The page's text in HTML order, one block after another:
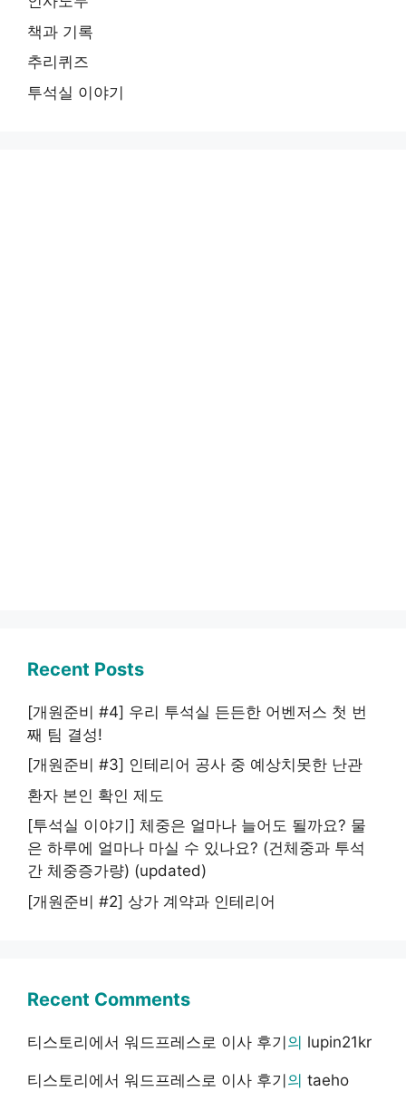
책과 기록
추리퀴즈
투석실 이야기
Recent Posts
[개원준비 #4] 우리 투석실 든든한 어벤저스 첫 번
째 팀 결성!
[개원준비 #3] 인테리어 공사 중 예상치못한 난관
환자 본인 확인 제도
[투석실 이야기] 체중은 얼마나 늘어도 될까요? 물
은 하루에 얼마나 마실 수 있나요? (건체중과 투석
간 체중증가량) (updated)
[개원준비 #2] 상가 계약과 인테리어
Recent Comments
티스토리에서 워드프레스로 이사 후기의 lupin21kr
티스토리에서 워드프레스로 이사 후기의 taeho